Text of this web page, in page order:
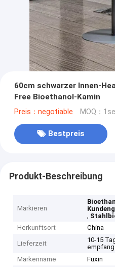
60cm schwarzer Innen-
Free Bioethanol-Kamin
Preis：negotiable MOQ：
Bestpreis
Produkt-Beschreibung
Markieren
,
Herkunftsort
China
Lieferzeit
10-15
Markenname
Fuxin